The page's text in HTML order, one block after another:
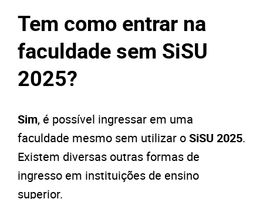
Tem como entrar na
faculdade sem SiSU
2025?
Sim, é possível ingressar em uma
faculdade mesmo sem utilizar oSiSU 2025.
Existem diversas outras formas de
ingresso em instituições de ensino
superior.